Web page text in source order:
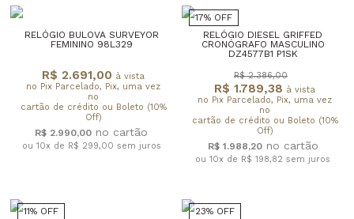
RELÓGIO BULOVA SURVEYOR
FEMININO 98L329
R$ 2.691,00 à vista
no Pix Parcelado, Pix, uma vez
no
cartão de crédito ou Boleto (10%
Off)
R$ 2.990,00
ou 10x de R$ 299,00 sem juros
17% OFF
RELÓGIO DIESEL GRIFFED
CRONÓGRAFO MASCULINO
DZ4577B1 P1SK
R$ 1.789,38 à vista
no Pix Parcelado, Pix, uma vez
no
cartão de crédito ou Boleto (10%
Off)
R$ 2.386,00
R$ 1.988,20
ou 10x de R$ 198,82 sem juros
11% OFF
23% OFF